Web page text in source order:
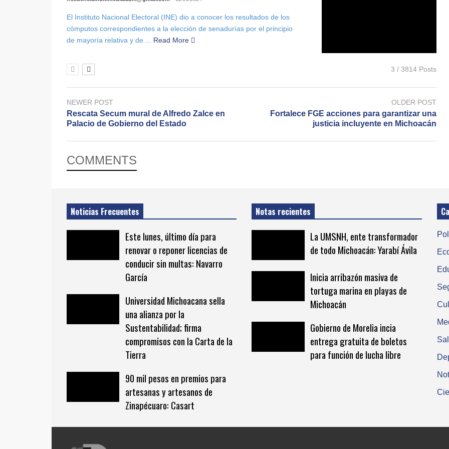
El Instituto Nacional Electoral (INE) dio a conocer los resultados de los
cómputos correspondientes a la elección de senadurías por el principio
de mayoría relativa y de ...
Read More
3 / 3814 Posts
NEWER POST
Rescata Secum mural de Alfredo Zalce en
Palacio de Gobierno del Estado
OLDER POST
Fortalece FGE acciones para garantizar una
justicia incluyente en Michoacán
COMMENTS
Noticias Frecuentes
Este lunes, último día para
renovar o reponer licencias de
conducir sin multas: Navarro
García
Universidad Michoacana sella
una alianza por la
Sustentabilidad; firma
compromisos con la Carta de la
Tierra
90 mil pesos en premios para
artesanas y artesanos de
Zinapécuaro: Casart
Notas recientes
La UMSNH, ente transformador
de todo Michoacán: Yarabí Ávila
Inicia arribazón masiva de
tortuga marina en playas de
Michoacán
Gobierno de Morelia incia
entrega gratuita de boletos
para función de lucha libre